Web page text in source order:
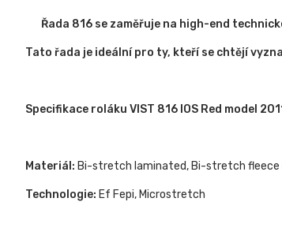
Řada 816 se zaměřuje na high-end
Tato řada je ideální pro ty, kteří se chtějí
Specifikace roláku VIST 816 IOS Red model
Materiál: Bi-stretch laminated, Bi-stretch fleece
Technologie: Ef Fepi, Microstretch